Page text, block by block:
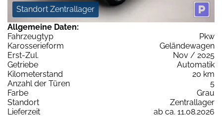
Standort Zentrallager
Allgemeine Daten:
Fahrzeugtyp
Pkw
Karosserieform
Geländewagen
Erst-Zul.
Nov / 2025
Getriebe
Automatik
Kilometerstand
20 km
Anzahl der Türen
5
Farbe
Grau
Standort
Zentrallager
Lieferzeit
ab ca. 11.08.2026